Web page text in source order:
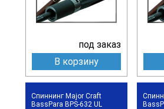
под заказ
В корзину
Спиннинг Major Craft
BassPara BPS-632 UL